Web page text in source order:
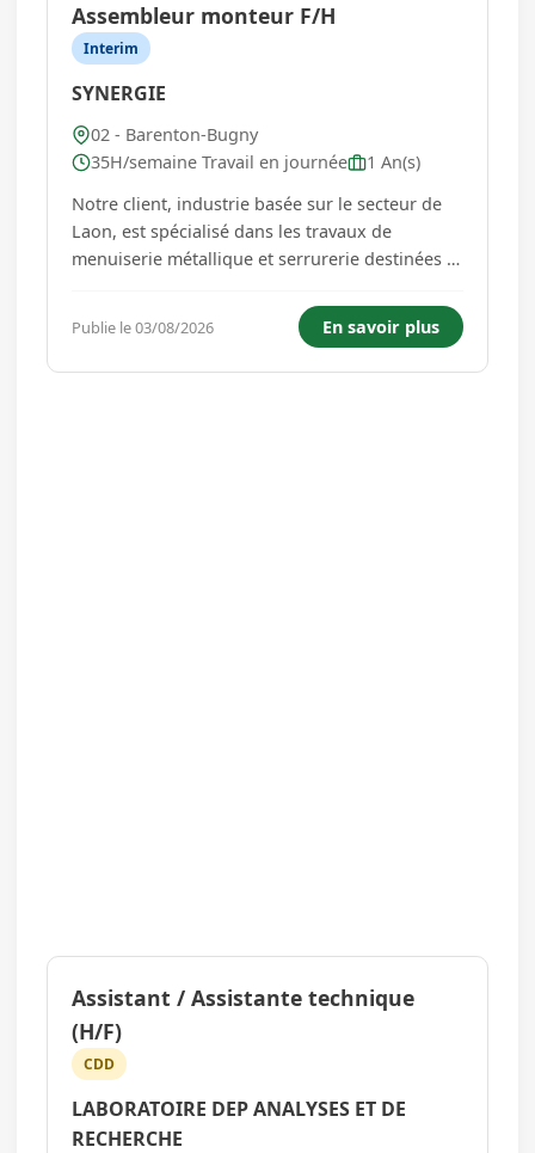
Assembleur monteur F/H
Interim
SYNERGIE
02 - Barenton-Bugny
35H/semaine Travail en journée
1 An(s)
Notre client, industrie basée sur le secteur de
Laon, est spécialisé dans les travaux de
menuiserie métallique et serrurerie destinées à
architecturales en aluminium et verre. Dans le
cadre d'un surcroit d'activité, il recherche un
Monteur assembleur...
Publie le 03/08/2026 En savoir plus
Assistant / Assistante technique
(H/F)
CDD
LABORATOIRE DEP ANALYSES ET DE
RECHERCHE